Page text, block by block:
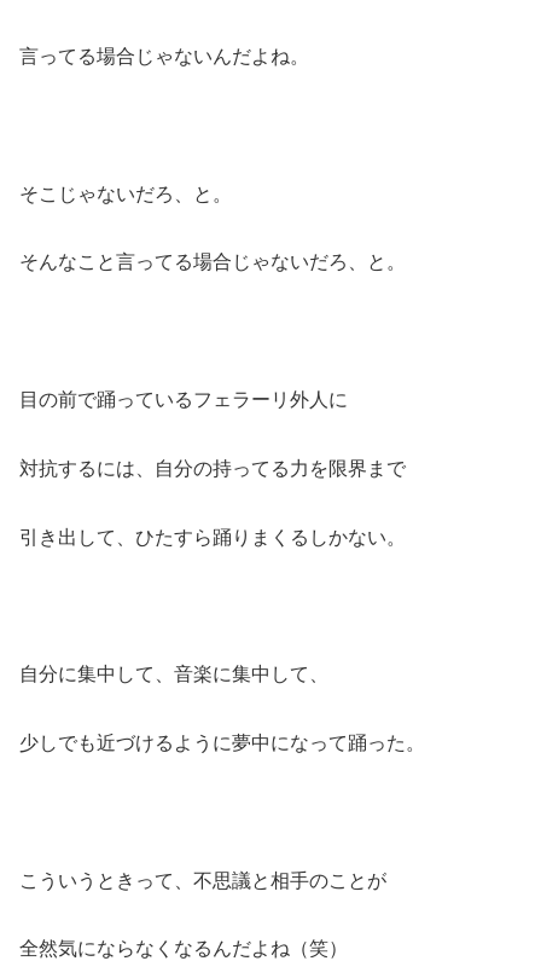
言ってる場合じゃないんだよね。
そこじゃないだろ、と。
そんなこと言ってる場合じゃないだろ、と。
目の前で踊っているフェラーリ外人に
対抗するには、自分の持ってる力を限界まで
引き出して、ひたすら踊りまくるしかない。
自分に集中して、音楽に集中して、
少しでも近づけるように夢中になって踊った。
こういうときって、不思議と相手のことが
全然気にならなくなるんだよね（笑）